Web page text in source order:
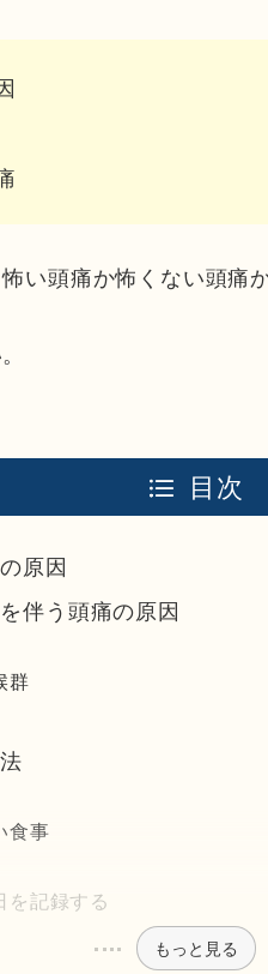
い頭痛か怖くない頭痛
目次
原因
伴う頭痛の原因
群
食事
を記録する
もっと見る